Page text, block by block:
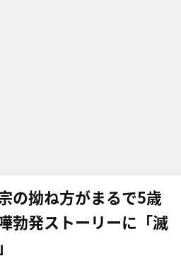
の拗ね方がまるで5歳
勃発ストーリーに「滅